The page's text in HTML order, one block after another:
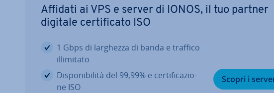
Affidati ai VPS e server di IONOS, il tuo partner
digitale cer­ti­fi­ca­to ISO
1 Gbps di larghezza di banda e traffico
il­li­mi­ta­to
Di­spo­ni­bi­li­tà del 99,99% e cer­ti­fi­ca­zio­
ne ISO
Scopri i